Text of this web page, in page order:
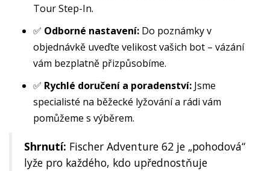
Tour Step-In.
✅ Odborné nastavení: Do poznámky v
objednávkě uveďte velikost vašich bot – vázání
vám bezplatně přizpůsobíme.
✅ Rychlé doručení a poradenství: Jsme
specialisté na běžecké lyžování a rádi vám
pomůžeme s výběrem.
Shrnutí: Fischer Adventure 62 je „pohodová“
lyže pro každého, kdo upřednostňuje